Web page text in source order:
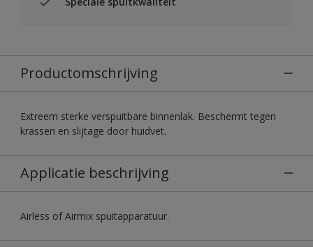
Productomschrijving
Extreem sterke verspuitbare binnenlak. Beschermt tegen
krassen en slijtage door huidvet.
Applicatie beschrijving
Airless of Airmix spuitapparatuur.